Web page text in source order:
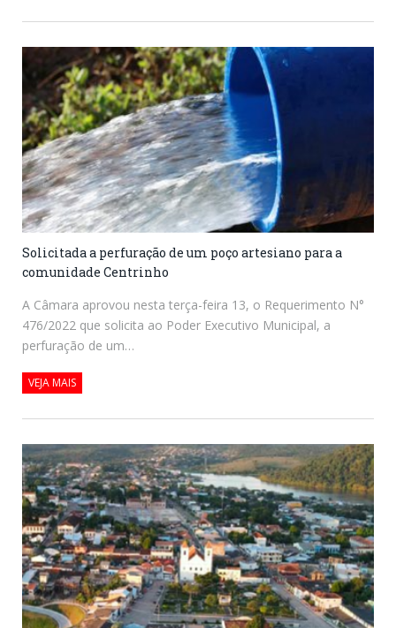
Solicitada a perfuração de um poço artesiano para a
comunidade Centrinho
A Câmara aprovou nesta terça-feira 13, o Requerimento N°
476/2022 que solicita ao Poder Executivo Municipal, a
perfuração de um…
VEJA MAIS